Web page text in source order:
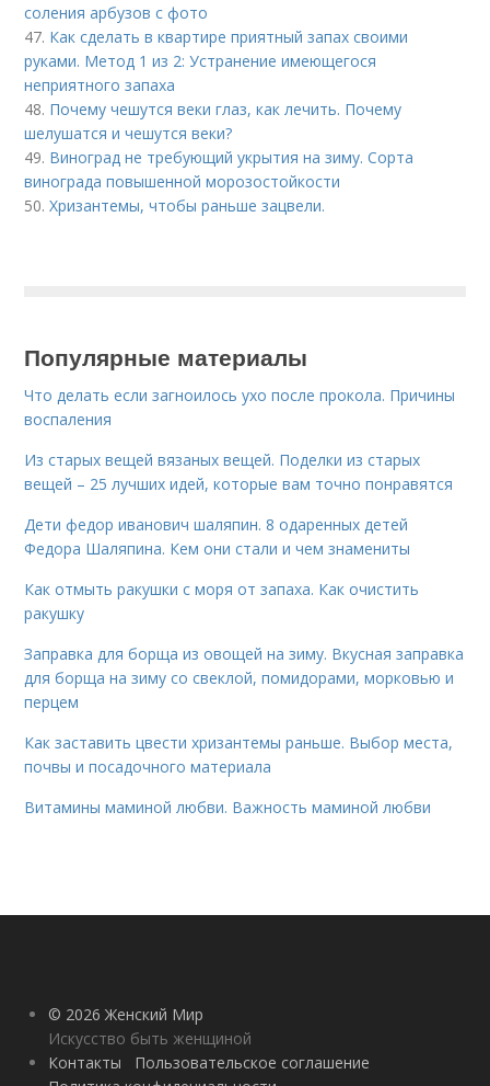
соления арбузов с фото
47. Как сделать в квартире приятный запах своими
руками. Метод 1 из 2: Устранение имеющегося
неприятного запаха
48. Почему чешутся веки глаз, как лечить. Почему
шелушатся и чешутся веки?
49. Виноград не требующий укрытия на зиму. Сорта
винограда повышенной морозостойкости
50.Хризантемы, чтобы раньше зацвели.
Популярные материалы
Что делать если загноилось ухо после прокола. Причины
воспаления
Из старых вещей вязаных вещей. Поделки из старых
вещей – 25 лучших идей, которые вам точно понравятся
Дети федор иванович шаляпин. 8 одаренных детей
Федора Шаляпина. Кем они стали и чем знамениты
Как отмыть ракушки с моря от запаха. Как очистить
ракушку
Заправка для борща из овощей на зиму. Вкусная заправка
для борща на зиму со свеклой, помидорами, морковью и
перцем
Как заставить цвести хризантемы раньше. Выбор места,
почвы и посадочного материала
Витамины маминой любви. Важность маминой любви
© 2026 Женский Мир
Искусство быть женщиной
Контакты
Пользовательское соглашение